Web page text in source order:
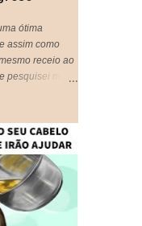
ótima
assim como
receio ao
pesquisei muito
por
do Glicopan
outros que
cada um,
opinião aqui,
foi criado